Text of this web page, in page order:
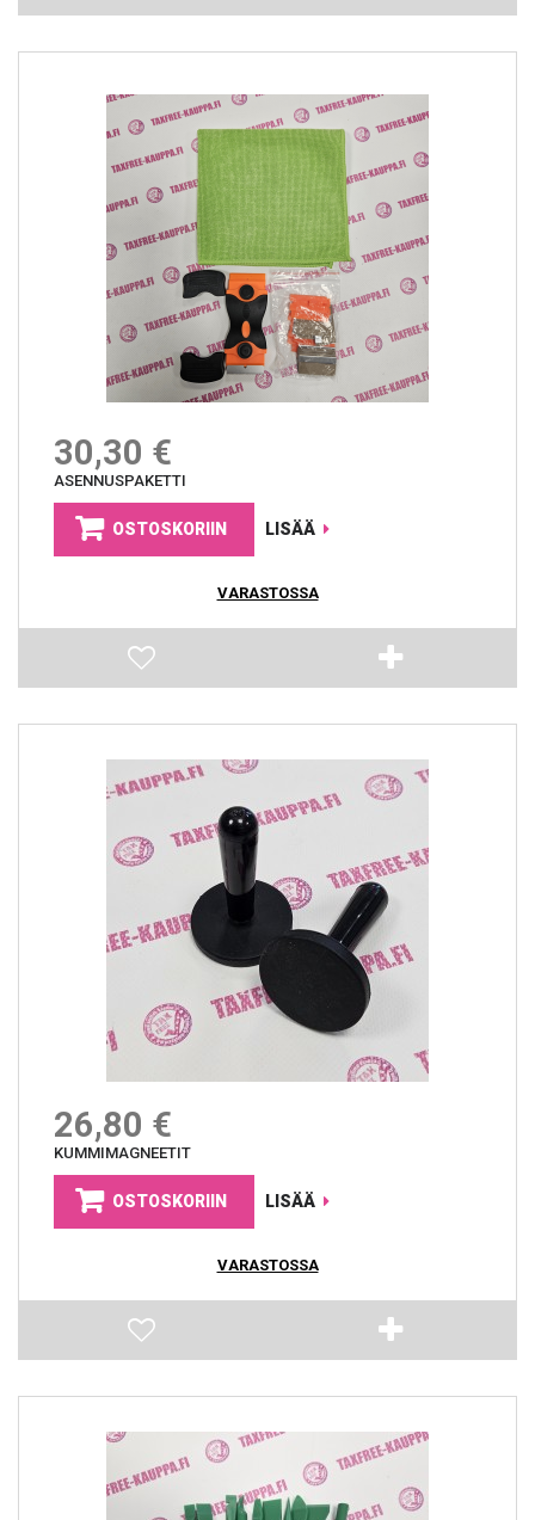
30,30 €
ASENNUSPAKETTI
OSTOSKORIIN LISÄÄ
VARASTOSSA
26,80 €
KUMMIMAGNEETIT
OSTOSKORIIN LISÄÄ
VARASTOSSA